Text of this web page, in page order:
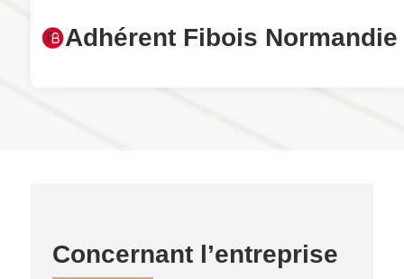
Adhérent Fibois Normandie
Concernant l’entreprise